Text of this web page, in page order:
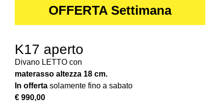
OFFERTA Settimana
K17 aperto
Divano LETTO con
materasso altezza 18 cm.
In offerta solamente fino a sabato
€ 990,00